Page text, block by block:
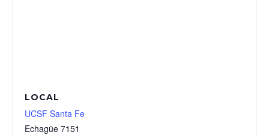
LOCAL
UCSF Santa Fe
Echagüe 7151